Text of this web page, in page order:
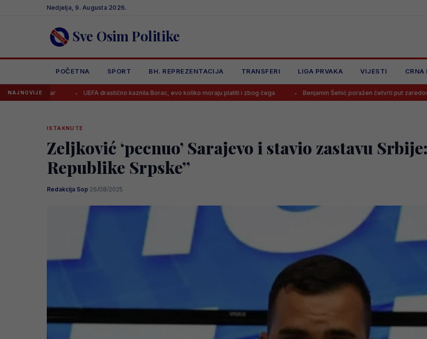
Nedjelja, 9. Augusta 2026.
Sve Osim Politike
POČETNA SPORT BH. REPREZENTACIJA TRANSFERI LIGA PRVAKA VIJESTI CRNA
NAJNOVIJEUEFA drastično kaznila Borac, evo koliko moraju platiti i zbog čega Benjamin Šehić poražen četvrti put zaredom, povrijedio se u
ISTAKNUTE
Zeljković ‘pecnuo’ Sarajevo i stavio zastavu
Republike Srpske”
Redakcija Sop·26/08/2025